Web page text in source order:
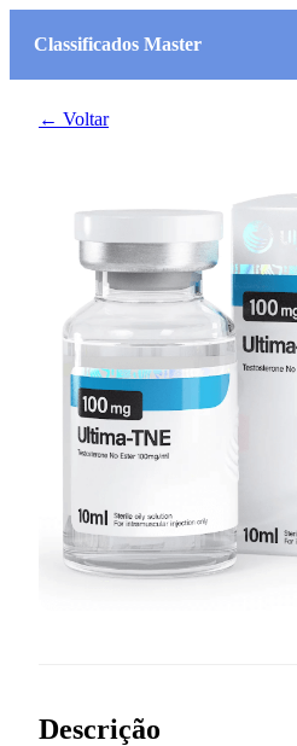
Classificados Master
← Voltar
Descrição